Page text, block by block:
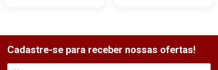
Cadastre-se para receber nossas ofertas!